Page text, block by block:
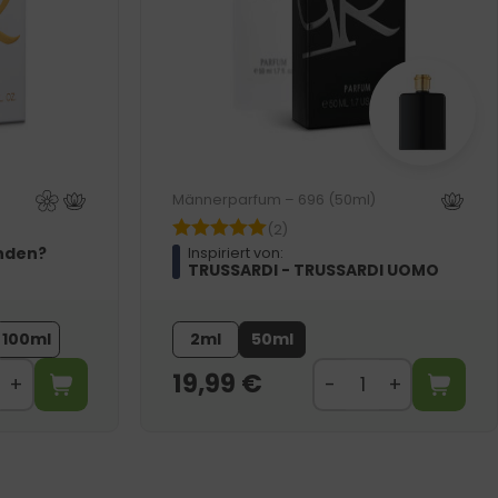
100ml
Männerparfum – 696 (50ml)
(2)
Inspiriert von:
TRUSSARDI - TRUSSARDI UOMO
2ml 50ml
19,99 €